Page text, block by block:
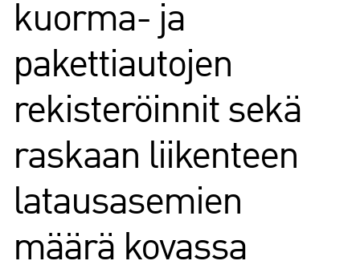
kuorma- ja
pakettiautojen
rekisteröinnit sekä
raskaan liikenteen
latausasemien
määrä kovassa